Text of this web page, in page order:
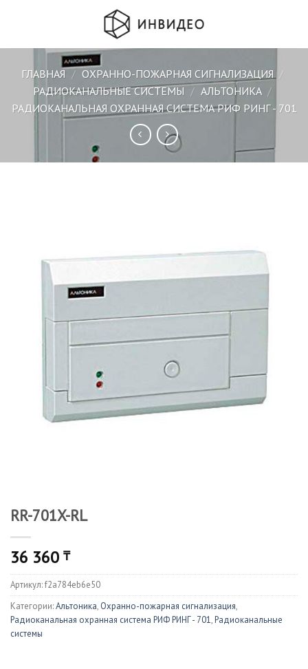
ГЛАВНАЯ / ОХРАННО-ПОЖАРНАЯ СИГНАЛИЗАЦИЯ /
РАДИОКАНАЛЬНЫЕ СИСТЕМЫ / АЛЬТОНИКА /
РАДИОКАНАЛЬНАЯ ОХРАННАЯ СИСТЕМА РИФ РИНГ - 701
RR-701X-RL
36 360 ₸
Артикул:f2a784eb6e50
Категории:Альтоника, Охранно-пожарная сигнализация,
Радиоканальная охранная система РИФ РИНГ - 701,Радиоканальные
системы